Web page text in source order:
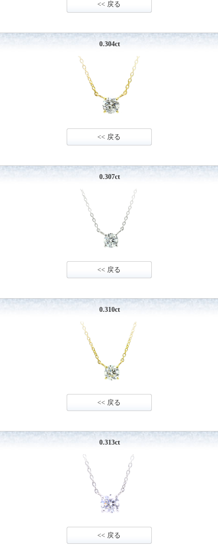
<< 戻る
0.304ct
<< 戻る
0.307ct
<< 戻る
0.310ct
<< 戻る
0.313ct
<< 戻る